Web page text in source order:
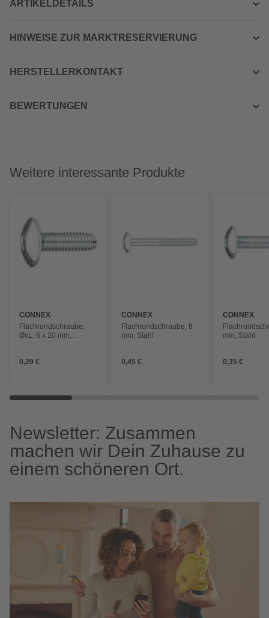
ARTIKELDETAILS
HINWEISE ZUR MARKTRESERVIERUNG
HERSTELLERKONTAKT
BEWERTUNGEN
Weitere interessante Produkte
CONNEX
Flachrundschraube,
ØxL: 6 x 20 mm,
0,29 €
CONNEX
Flachrundschraube, 6
mm, Stahl
0,45 €
CONNEX
mm, Stahl
0,35 €
Newsletter: Zusammen
machen wir Dein Zuhause zu
einem schöneren Ort.